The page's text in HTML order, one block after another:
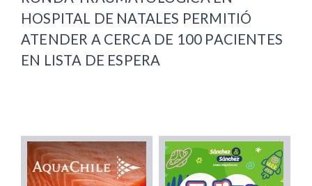
HOSPITAL DE NATALES PERMITIÓ
ATENDER A CERCA DE 100 PACIENTES
EN LISTA DE ESPERA